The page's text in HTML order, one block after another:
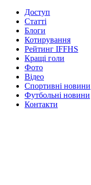
Доступ
Статті
Блоги
Котирування
Рейтинг IFFHS
Кращі голи
Фото
Відео
Спортивні новини
Футбольні новини
Контакти